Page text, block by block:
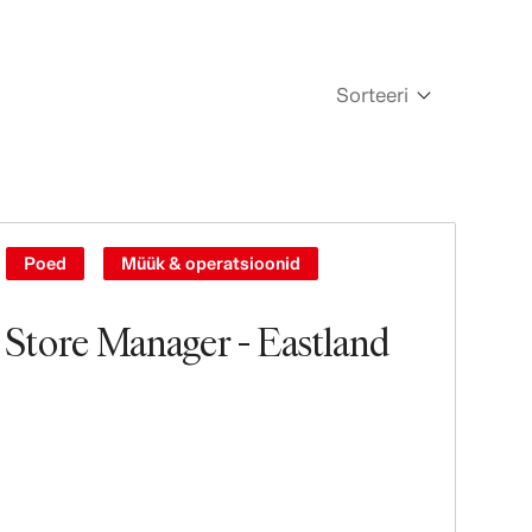
Sorteeri
Store Manager - Eastland
Poed Müük & operatsioonid